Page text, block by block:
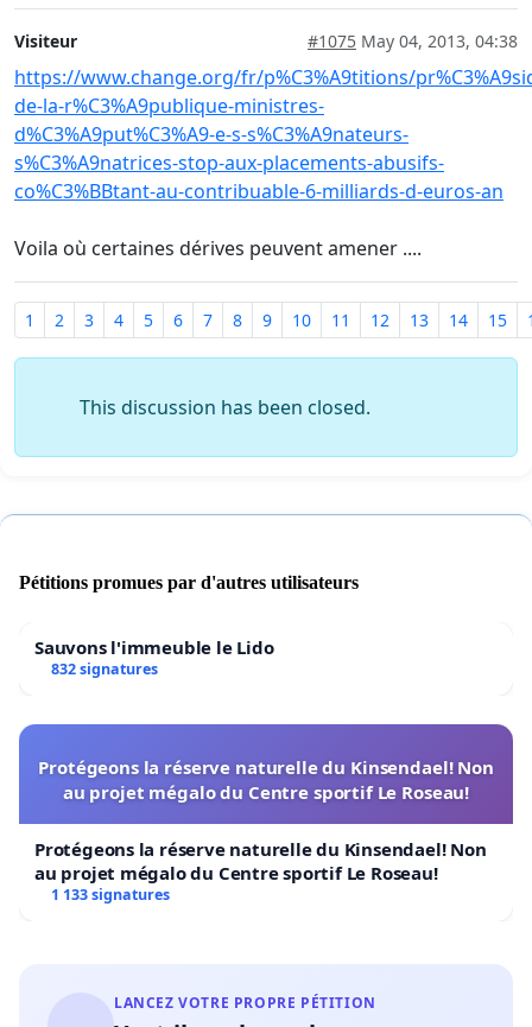
Visiteur #1075 May 04, 2013, 04:38
https://www.change.org/fr/p%C3%A9titions/
de-la-r%C3%A9publique-ministres-
d%C3%A9put%C3%A9-e-s-s%C3%A9nateurs-
s%C3%A9natrices-stop-aux-placements-abusifs-
co%C3%BBtant-au-contribuable-6-milliards-d-euros-an
Voila où certaines dérives peuvent amener ....
1 2 3 4 5 6 7 8 9 10 11 12 13 14 15
This discussion has been closed.
Pétitions promues par d'autres utilisateurs
Sauvons l'immeuble le Lido
832 signatures
Protégeons la réserve naturelle du Kinsendael! Non
au projet mégalo du Centre sportif Le Roseau!
Protégeons la réserve naturelle du Kinsendael! Non
au projet mégalo du Centre sportif Le Roseau!
1 133 signatures
LANCEZ VOTRE PROPRE PÉTITION